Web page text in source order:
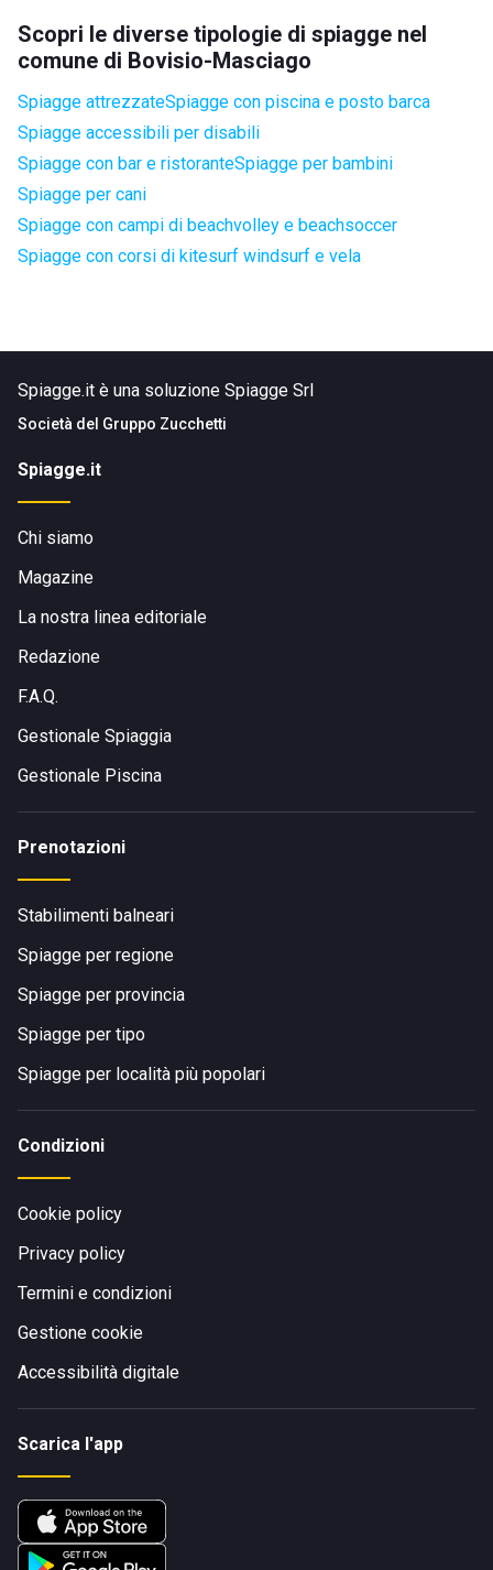
Scopri le diverse tipologie di spiagge nel
comune di Bovisio-Masciago
Spiagge attrezzateSpiagge con piscina e posto barca
Spiagge accessibili per disabili
Spiagge con bar e ristoranteSpiagge per bambini
Spiagge per cani
Spiagge con campi di beachvolley e beachsoccer
Spiagge con corsi di kitesurf windsurf e vela
Spiagge.it è una soluzione Spiagge Srl
Società del Gruppo Zucchetti
Spiagge.it
Chi siamo
Magazine
La nostra linea editoriale
Redazione
F.A.Q.
Gestionale Spiaggia
Gestionale Piscina
Prenotazioni
Stabilimenti balneari
Spiagge per regione
Spiagge per provincia
Spiagge per tipo
Spiagge per località più popolari
Condizioni
Cookie policy
Privacy policy
Termini e condizioni
Gestione cookie
Accessibilità digitale
Scarica l'app